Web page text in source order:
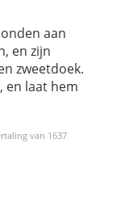
aan
en zijn
zweetdoek.
en laat hem
van 1637